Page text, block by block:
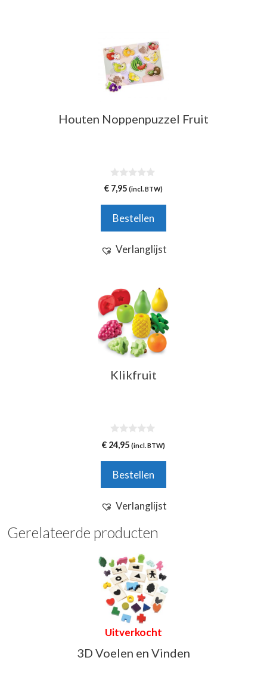
Houten Noppenpuzzel Fruit
0
v
5
€ 7,95 (incl. BTW)
Bestellen
Verlanglijst
Klikfruit
0
v
5
€ 24,95 (incl. BTW)
Bestellen
Verlanglijst
Gerelateerde producten
Uitverkocht
3D Voelen en Vinden